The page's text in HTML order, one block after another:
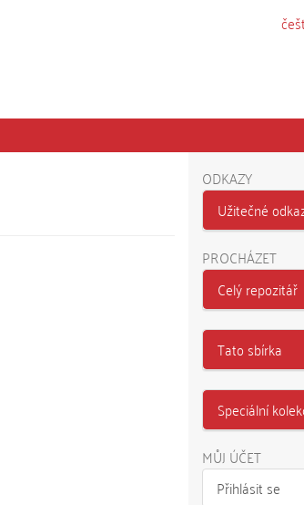
ODKAZY
Užitečné
PROCHÁZET
Celý repozitář
Tato sbírka
Speciální
MŮJ ÚČET
Přihlásit se